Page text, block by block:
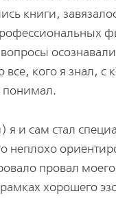
книги,
все, кого я знал,
понимал.
и сам стал
неплохо
провал
хорошего